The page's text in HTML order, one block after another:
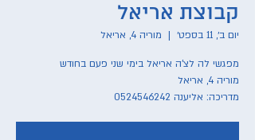
קבוצת אריאל
יום ב׳, 11 בספט׳
  |
מוריה 4, אריאל
מדריכה: אליענה 0524546242